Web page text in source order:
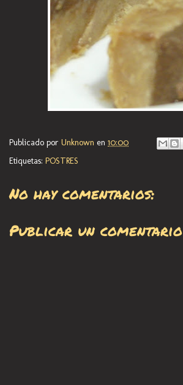
Publicado por Unknown en 10:00
Etiquetas: POSTRES
No hay comentarios:
Publicar un comentario